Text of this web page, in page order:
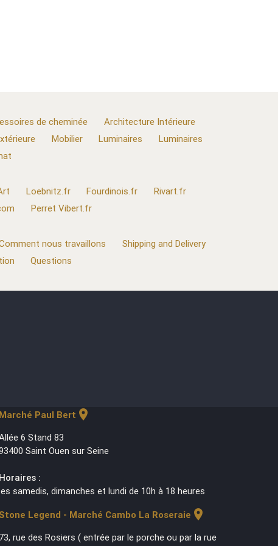
de cheminée
Architecture Intérieure
Mobilier Luminaires
Luminaires
Loebnitz.fr Fourdinois.fr
Rivart.fr
Perret Vibert.fr
nous travaillons
Shipping and Delivery
Questions
Marché Paul Bert location_on
6 Stand 83
Saint Ouen sur Seine
Horaires :
samedis, dimanches et lundi de 10h à 18 heures
Legend - Marché Cambo La Roseraie location_on
73, rue des Rosiers ( entrée par le porche ou par la rue